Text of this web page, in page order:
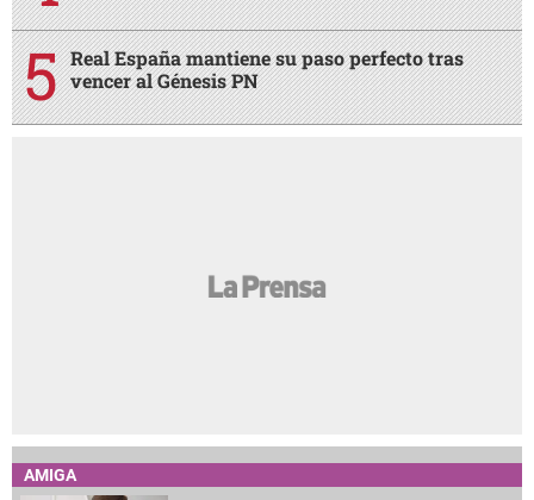
Real España mantiene su paso perfecto tras
vencer al Génesis PN
AMIGA